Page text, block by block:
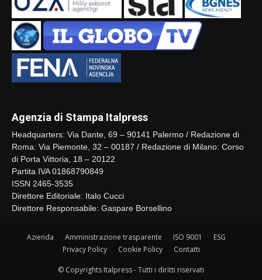
Agenzia di Stampa Italpress
Headquarters: Via Dante, 69 – 90141 Palermo / Redazione di
Roma: Via Piemonte, 32 – 00187 / Redazione di Milano: Corso
di Porta Vittoria, 18 – 20122
Partita IVA 01868790849
ISSN 2465-3535
Direttore Editoriale: Italo Cucci
Direttore Responsabile: Gaspare Borsellino
Azienda Amministrazione trasparente ISO 9001
ESG
Privacy Policy
Cookie Policy Contatti
© Copyrights Italpress - Tutti i diritti riservati